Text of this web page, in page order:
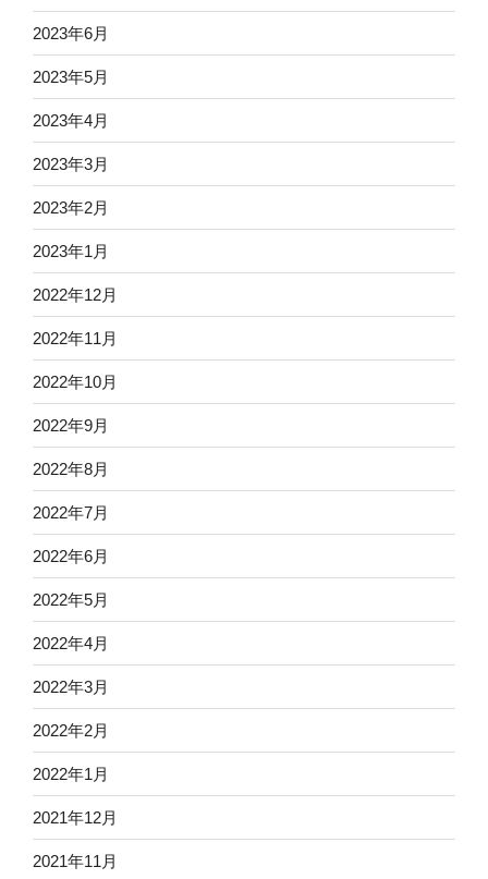
2023年6月
2023年5月
2023年4月
2023年3月
2023年2月
2023年1月
2022年12月
2022年11月
2022年10月
2022年9月
2022年8月
2022年7月
2022年6月
2022年5月
2022年4月
2022年3月
2022年2月
2022年1月
2021年12月
2021年11月